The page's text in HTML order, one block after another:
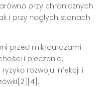
przy chronicznych
i przy nagłych stanach
przed mikrourazami
i pieczenia,
rozwoju infekcji i